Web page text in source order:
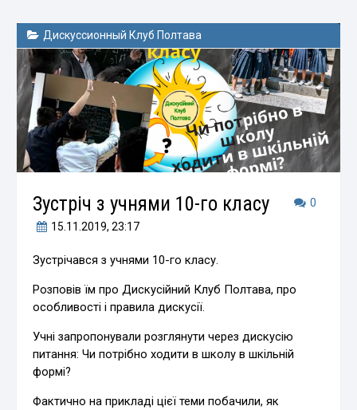
Дискуссионный Клуб Полтава
0
Зустріч з учнями 10-го класу
15.11.2019, 23:17
Зустрічався з учнями 10-го класу.
Розповів їм про Дискусійний Клуб Полтава, про
особливості і правила дискусії.
Учні запропонували розглянути через дискусію
питання: Чи потрібно ходити в школу в шкільній
формі?
Фактично на прикладі цієї теми побачили, як